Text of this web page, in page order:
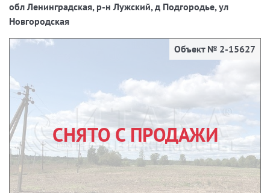
обл Ленинградская, р-н Лужский, д Подгородье, ул
Новгородская
СНЯТО С ПРОДАЖИ
Объект № 2-15627